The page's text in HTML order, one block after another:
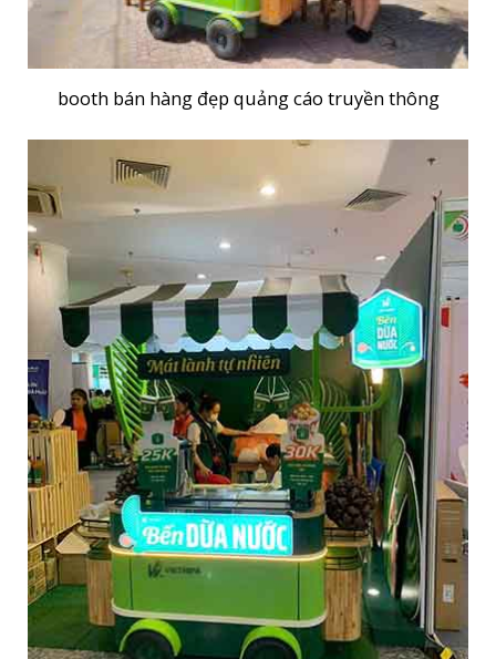
booth bán hàng đẹp quảng cáo truyền thông